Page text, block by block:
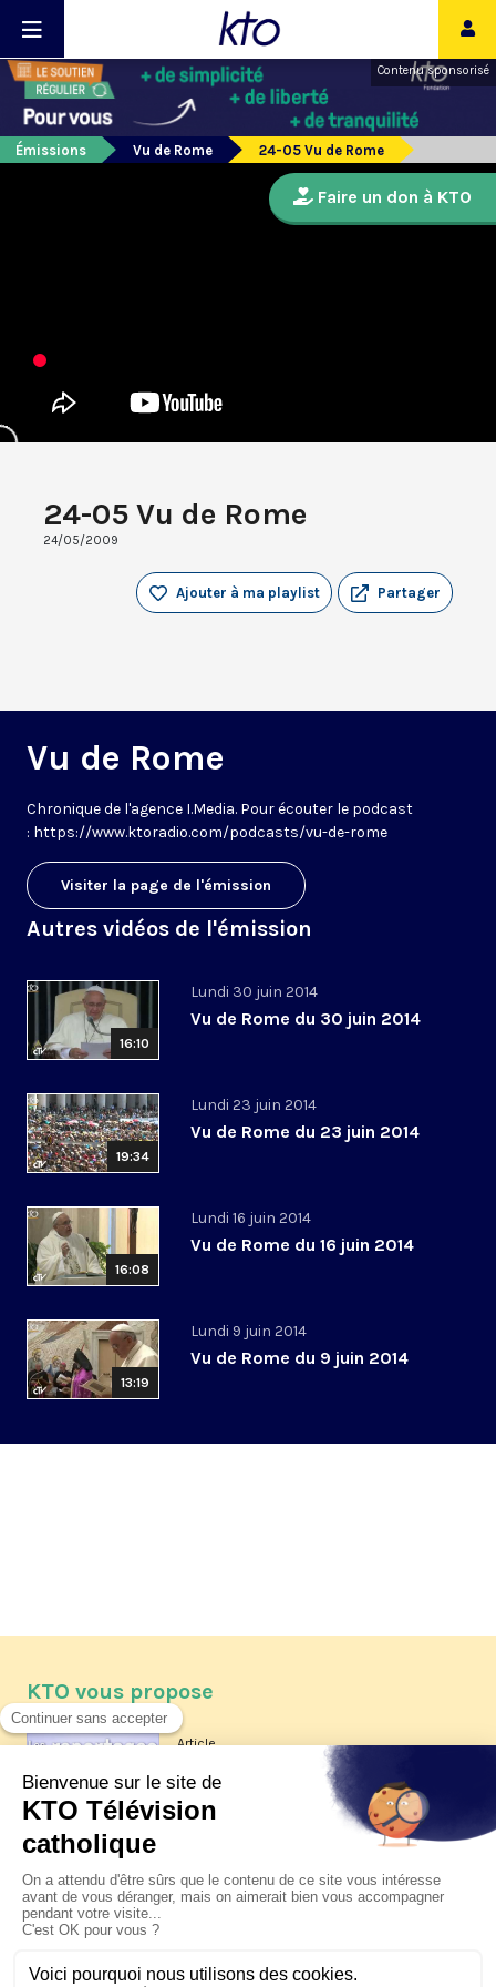
Contenu sponsorisé
Émissions Vu de Rome 24-05 Vu de Rome
24-05 Vu de Rome
24/05/2009
Partager
Ajouter à ma playlist
Vu de Rome
Chronique de l'agence I.Media. Pour écouter le podcast
: https://www.ktoradio.com/podcasts/vu-de-rome
Visiter la page de l'émission
Autres vidéos de l'émission
16:10
Lundi 30 juin 2014
Vu de Rome du 30 juin 2014
19:34
Lundi 23 juin 2014
Vu de Rome du 23 juin 2014
16:08
Lundi 16 juin 2014
Vu de Rome du 16 juin 2014
13:19
Lundi 9 juin 2014
Vu de Rome du 9 juin 2014
Faire un don à KTO
KTO vous propose
Article
Les reportages d'été 2026 de KTO
La visite pastorale du pape Léon
XIV à Assise à suivre sur KTO le
jeudi 6 août
Le pape en Uruguay, Argentine et